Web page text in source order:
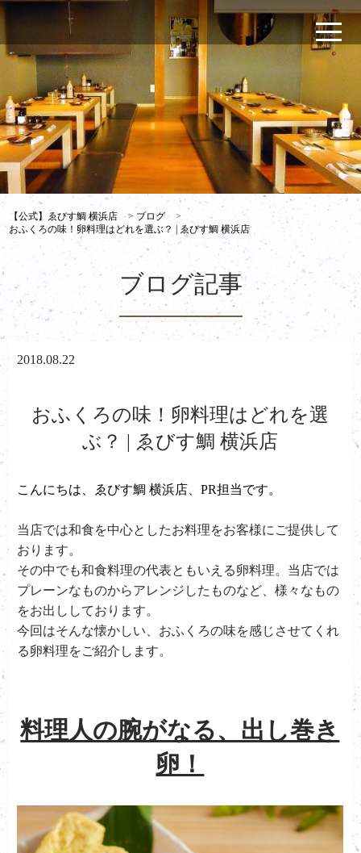
【公式】ゑびす鯛 横浜店 > ブログ
>
おふくろの味！卵料理はどれを選ぶ？ | ゑびす鯛 横浜店
ブログ記事
2018.08.22
おふくろの味！卵料理はどれを選
ぶ？ | ゑびす鯛 横浜店
こんにちは、ゑびす鯛 横浜店、PR担当です。
当店では和食を中心としたお料理をお客様にご提供して
おります。
その中でも和食料理の代表ともいえる卵料理。当店では
プレーンなものからアレンジしたものなど、様々なもの
をお出ししております。
今回はそんな懐かしい、おふくろの味を感じさせてくれ
る卵料理をご紹介します。
料理人の腕がなる、出し巻き
卵！